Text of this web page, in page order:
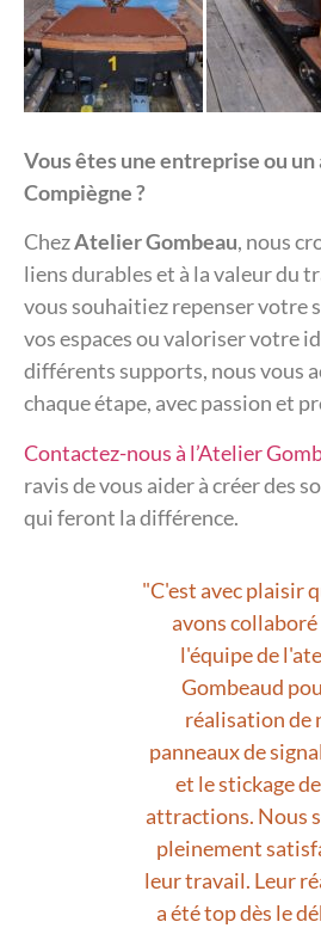
Vous êtes une entreprise ou
Compiègne ?
ChezAtelier Gombeau, nous
liens durables et à la valeur du
vous souhaitiez repenser votre
vos espaces ou valoriser votre
différents supports, nous vous
chaque étape, avec passion et
Contactez-nous à l’Atelier
ravis de vous aider à créer des
qui feront la différence.
"C'est avec plaisir
avons collaboré
l'équipe de
Gombeaud
réalisation de
panneaux de
et le stickage
attractions. Nous
pleinement
leur travail. Leur
a été top dès le